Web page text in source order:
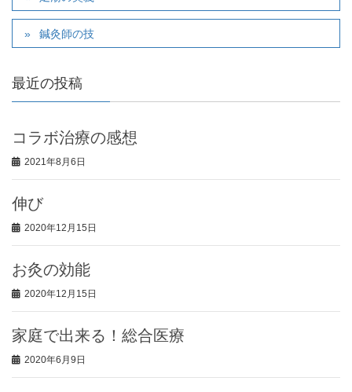
鍼灸師の技
最近の投稿
コラボ治療の感想
2021年8月6日
伸び
2020年12月15日
お灸の効能
2020年12月15日
家庭で出来る！総合医療
2020年6月9日